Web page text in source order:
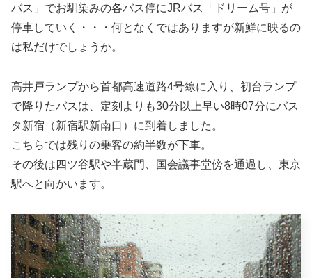
バス」でお馴染みの各バス停にJRバス「ドリーム号」が
停車していく・・・何となくではありますが新鮮に映るの
は私だけでしょうか。
高井戸ランプから首都高速道路4号線に入り、初台ランプ
で降りたバスは、定刻よりも30分以上早い8時07分にバス
タ新宿（新宿駅新南口）に到着しました。
こちらでは残りの乗客の約半数が下車。
その後は四ツ谷駅や半蔵門、国会議事堂傍を通過し、東京
駅へと向かいます。